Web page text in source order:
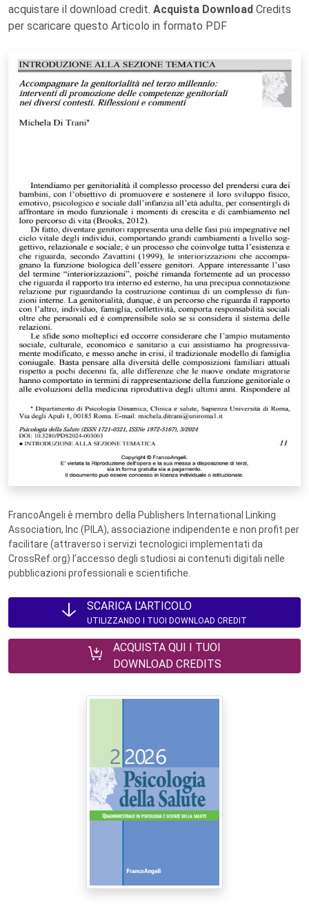
acquistare il download credit. Acquista Download Credits
per scaricare questo Articolo in formato PDF
FrancoAngeli è membro della Publishers International Linking
Association, Inc (PILA), associazione indipendente e non profit per
facilitare (attraverso i servizi tecnologici implementati da
CrossRef.org) l’accesso degli studiosi ai contenuti digitali nelle
pubblicazioni professionali e scientifiche.
SCARICA L'ARTICOLO
UTILIZZANDO I TUOI DOWNLOAD CREDIT
ACQUISTA QUI I TUOI
DOWNLOAD CREDITS